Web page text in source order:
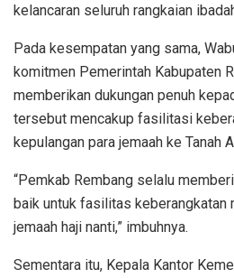
kelancaran seluruh rangkaian
Pada kesempatan yang sama,
komitmen Pemerintah Kabupaten
memberikan dukungan penuh
tersebut mencakup fasilitasi
kepulangan para jemaah ke Tanah
“Pemkab Rembang selalu
baik untuk fasilitas keberangkatan
jemaah haji nanti,” imbuhnya.
Sementara itu, Kepala Kantor